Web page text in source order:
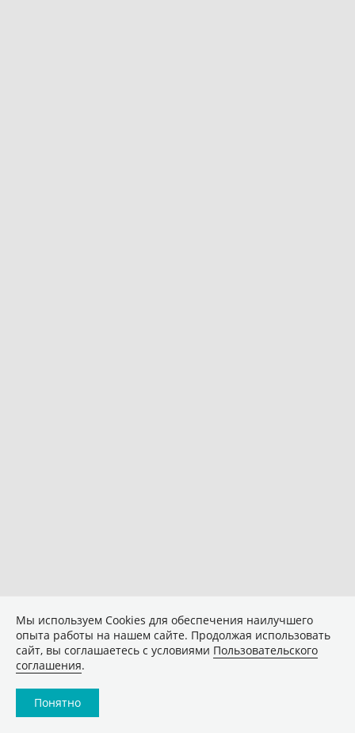
Мы используем Сookies для обеспечения наилучшего
опыта работы на нашем сайте. Продолжая использовать
сайт, вы соглашаетесь с условиями Пользовательского
соглашения.
Понятно